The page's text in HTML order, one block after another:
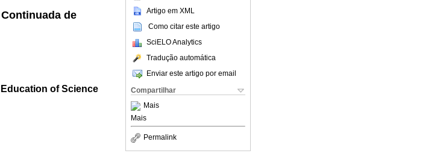
Artigo em XML
Como citar este artigo
SciELO Analytics
Tradução automática
Enviar este artigo por email
Compartilhar
Mais
Mais
Permalink
de
of Science